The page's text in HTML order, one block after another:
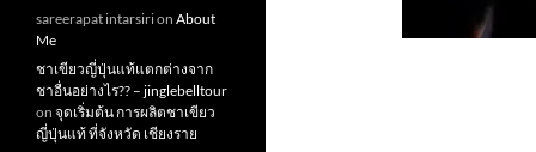
sareerapat intarsirion About
Me
ชาเขียวญี่ปุ่นแท้แตกต่างจาก
ชาอื่นอย่างไร?? – jinglebelltour
on จุดเริ่มต้น การผลิตชาเขียว
ญี่ปุ่นแท้ ที่จังหวัด เชียงราย